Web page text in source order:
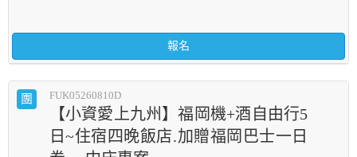
報名
團 FUK05260810D
【小資愛上九州】福岡機+酒自由行5
日~住宿四晚飯店.加贈福岡巴士一日